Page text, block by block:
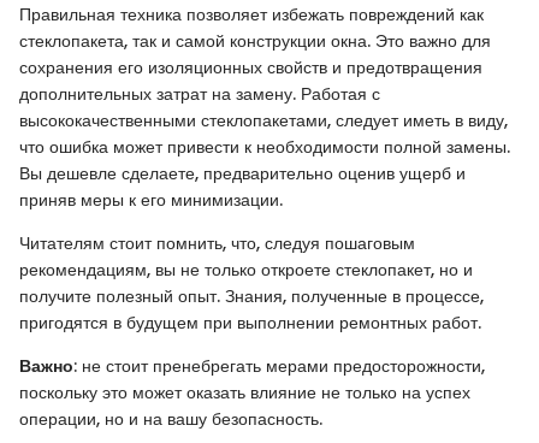
Правильная техника позволяет избежать повреждений как
стеклопакета, так и самой конструкции окна. Это важно для
сохранения его изоляционных свойств и предотвращения
дополнительных затрат на замену. Работая с
высококачественными стеклопакетами, следует иметь в виду,
что ошибка может привести к необходимости полной замены.
Вы дешевле сделаете, предварительно оценив ущерб и
приняв меры к его минимизации.
Читателям стоит помнить, что, следуя пошаговым
рекомендациям, вы не только откроете стеклопакет, но и
получите полезный опыт. Знания, полученные в процессе,
пригодятся в будущем при выполнении ремонтных работ.
Важно: не стоит пренебрегать мерами предосторожности,
поскольку это может оказать влияние не только на успех
операции, но и на вашу безопасность.